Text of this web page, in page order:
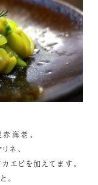
海老、
ネ、
エビを加えてます。
。